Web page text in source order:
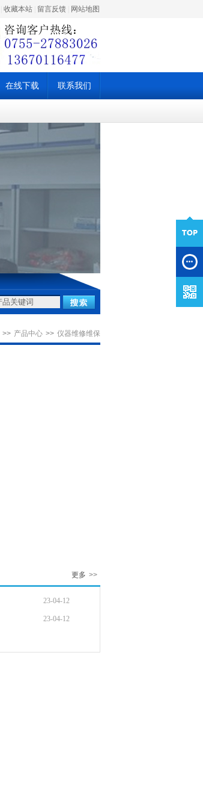
收藏本站 留言反馈 网站地图
在线下载 联系我们
>> 产品中心 >> 仪器维修维保
更多 >>
23-04-12
23-04-12